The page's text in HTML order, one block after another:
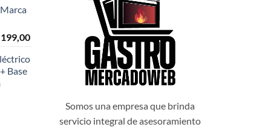
El
actual
Base
Somos una empresa que brinda
servicio integral de asesoramiento